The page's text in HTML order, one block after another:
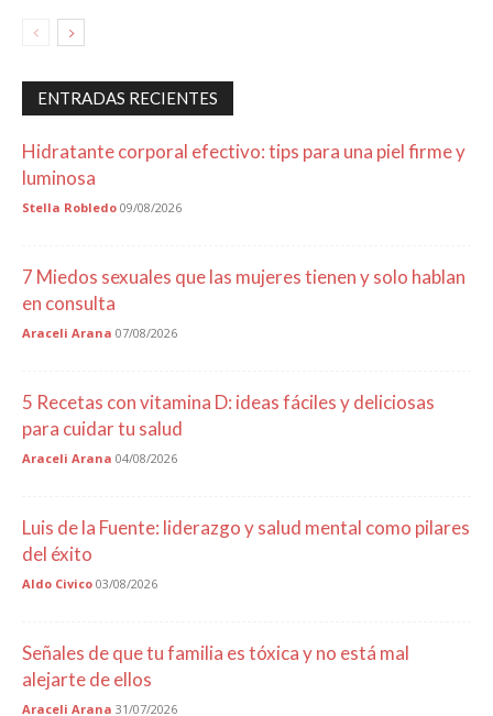
ENTRADAS RECIENTES
Hidratante corporal efectivo: tips para una piel firme y
luminosa
Stella Robledo 09/08/2026
7 Miedos sexuales que las mujeres tienen y solo hablan
en consulta
Araceli Arana 07/08/2026
5 Recetas con vitamina D: ideas fáciles y deliciosas
para cuidar tu salud
Araceli Arana 04/08/2026
Luis de la Fuente: liderazgo y salud mental como pilares
del éxito
Aldo Civico 03/08/2026
Señales de que tu familia es tóxica y no está mal
alejarte de ellos
Araceli Arana 31/07/2026